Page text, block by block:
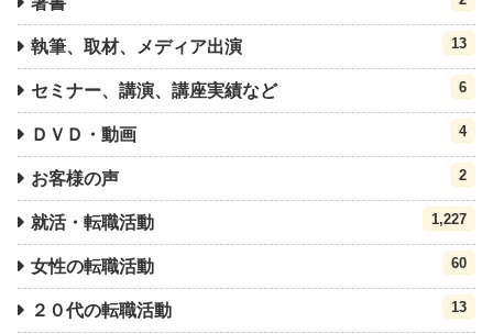
執筆、取材、メディア出演 13
セミナー、講演、講座実績など 6
ＤＶＤ・動画 4
お客様の声 2
就活・転職活動 1,227
女性の転職活動 60
２０代の転職活動 13